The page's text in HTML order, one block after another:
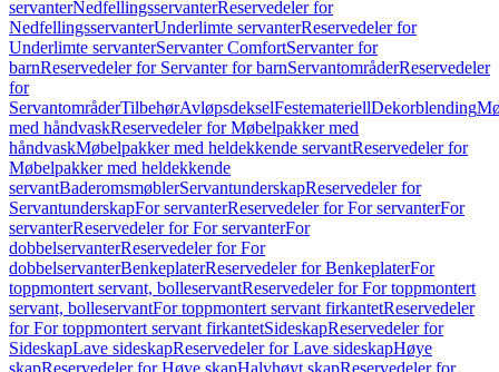
servanterNedfellingsservanterReservedeler for
NedfellingsservanterUnderlimte servanterReservedeler for
Underlimte servanterServanter ComfortServanter for
barnReservedeler for Servanter for barnServantområderReservedeler
for
ServantområderTilbehørAvløpsdekselFestemateriellDekorblending
med håndvaskReservedeler for Møbelpakker med
håndvaskMøbelpakker med heldekkende servantReservedeler for
Møbelpakker med heldekkende
servantBaderomsmøblerServantunderskapReservedeler for
ServantunderskapFor servanterReservedeler for For servanterFor
servanterReservedeler for For servanterFor
dobbelservanterReservedeler for For
dobbelservanterBenkeplaterReservedeler for BenkeplaterFor
toppmontert servant, bolleservantReservedeler for For toppmontert
servant, bolleservantFor toppmontert servant firkantetReservedeler
for For toppmontert servant firkantetSideskapReservedeler for
SideskapLave sideskapReservedeler for Lave sideskapHøye
skapReservedeler for Høye skapHalvhøyt skapReservedeler for